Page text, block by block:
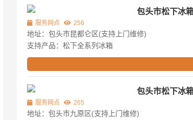
包头市松下冰
服务网点 256
地址：包头市昆都仑区(支持上门维修)
支持产品：松下全系列冰箱
包头市松下冰
服务网点 265
地址：包头市九原区(支持上门维修)